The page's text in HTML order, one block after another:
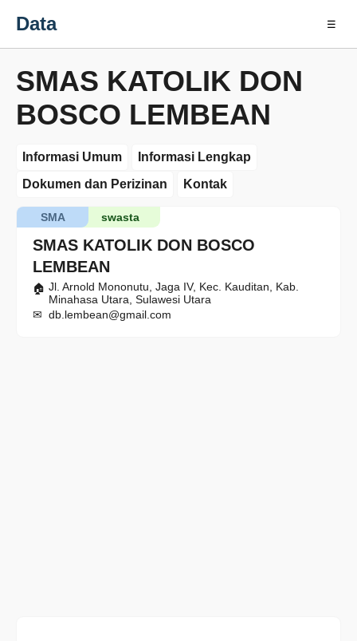
Data ☰
SMAS KATOLIK DON
BOSCO LEMBEAN
Informasi Umum
Informasi Lengkap
Dokumen dan Perizinan
Kontak
SMAS KATOLIK DON BOSCO
LEMBEAN
swasta
SMA
Jl. Arnold Mononutu, Jaga IV, Kec. Kauditan, Kab.
Minahasa Utara, Sulawesi Utara
db.lembean@gmail.com